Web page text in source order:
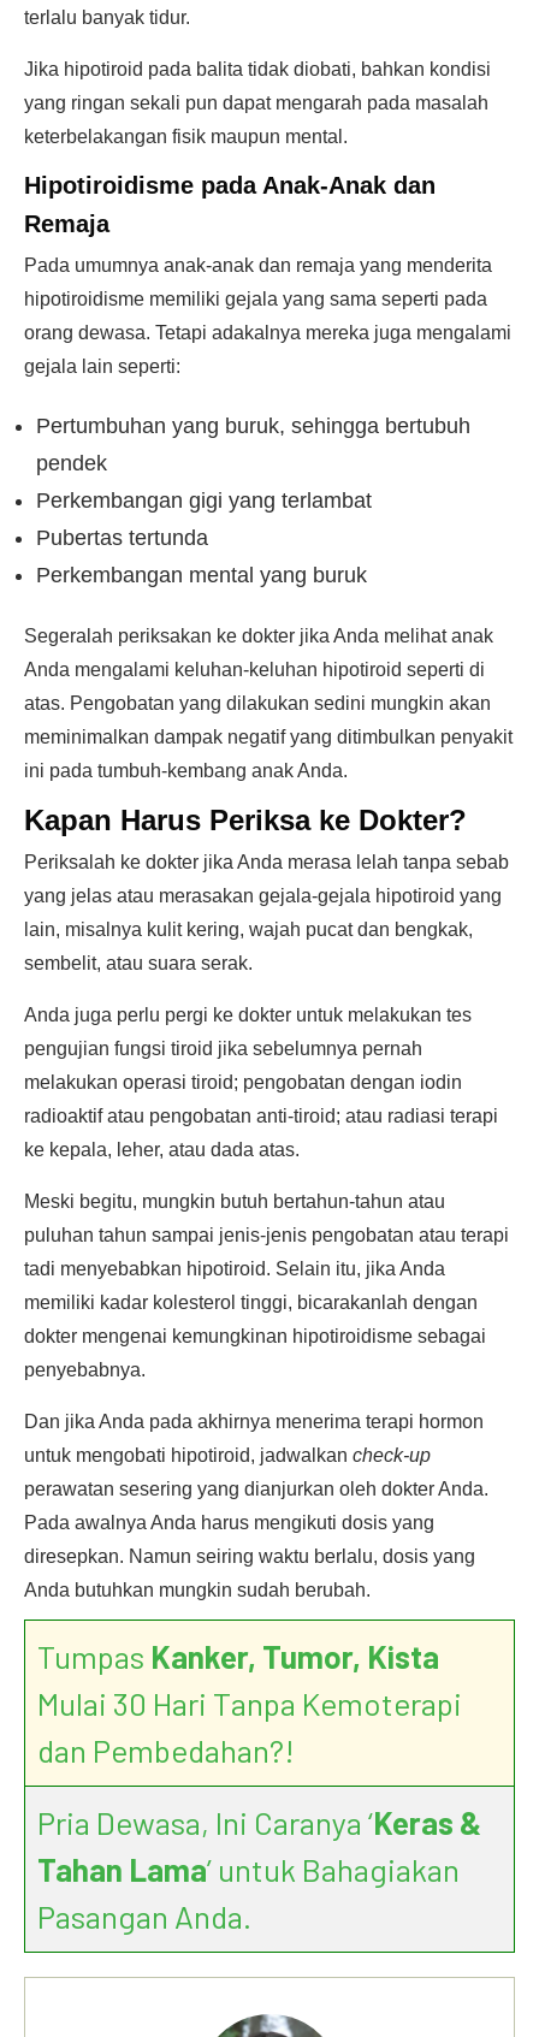
terlalu banyak tidur.
Jika hipotiroid pada balita tidak diobati, bahkan kondisi
yang ringan sekali pun dapat mengarah pada masalah
keterbelakangan fisik maupun mental.
Hipotiroidisme pada Anak-Anak dan
Remaja
Pada umumnya anak-anak dan remaja yang menderita
hipotiroidisme memiliki gejala yang sama seperti pada
orang dewasa. Tetapi adakalnya mereka juga mengalami
gejala lain seperti:
Pertumbuhan yang buruk, sehingga bertubuh
pendek
Perkembangan gigi yang terlambat
Pubertas tertunda
Perkembangan mental yang buruk
Segeralah periksakan ke dokter jika Anda melihat anak
Anda mengalami keluhan-keluhan hipotiroid seperti di
atas. Pengobatan yang dilakukan sedini mungkin akan
meminimalkan dampak negatif yang ditimbulkan penyakit
ini pada tumbuh-kembang anak Anda.
Kapan Harus Periksa ke Dokter?
Periksalah ke dokter jika Anda merasa lelah tanpa sebab
yang jelas atau merasakan gejala-gejala hipotiroid yang
lain, misalnya kulit kering, wajah pucat dan bengkak,
sembelit, atau suara serak.
Anda juga perlu pergi ke dokter untuk melakukan tes
pengujian fungsi tiroid jika sebelumnya pernah
melakukan operasi tiroid; pengobatan dengan iodin
radioaktif atau pengobatan anti-tiroid; atau radiasi terapi
ke kepala, leher, atau dada atas.
Meski begitu, mungkin butuh bertahun-tahun atau
puluhan tahun sampai jenis-jenis pengobatan atau terapi
tadi menyebabkan hipotiroid. Selain itu, jika Anda
memiliki kadar kolesterol tinggi, bicarakanlah dengan
dokter mengenai kemungkinan hipotiroidisme sebagai
penyebabnya.
Dan jika Anda pada akhirnya menerima terapi hormon
untuk mengobati hipotiroid, jadwalkan check-up
perawatan sesering yang dianjurkan oleh dokter Anda.
Pada awalnya Anda harus mengikuti dosis yang
diresepkan. Namun seiring waktu berlalu, dosis yang
Anda butuhkan mungkin sudah berubah.
Tumpas Kanker, Tumor, Kista
Mulai 30 Hari Tanpa Kemoterapi
dan Pembedahan?!
Pria Dewasa, Ini Caranya ‘Keras &
Tahan Lama’ untuk Bahagiakan
Pasangan Anda.